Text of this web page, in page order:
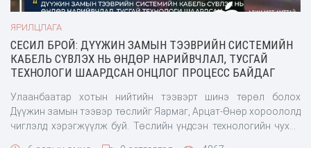
ЯРИЛЦЛАГА
СЕСИЛ БРОЙ: ДҮҮЖИН ЗАМЫН ТЭЭВРИЙН СИСТЕМИЙН
КАБЕЛЬ СҮВЛЭХ НЬ ӨНДӨР НАРИЙВЧЛАЛ, ТУСГАЙ
ТЕХНОЛОГИ ШААРДСАН ОНЦЛОГ ПРОЦЕСС БАЙДАГ
Улаанбаатар хотын нийтийн тээвэрт шинэ төрөл болох
Дүүжин замын тээвэр төслийг Яармаг, Арцат-Өнөр хороололд
чиглэлд хэрэгжүүлж буй. Төслийн үндсэн технологийн чухал